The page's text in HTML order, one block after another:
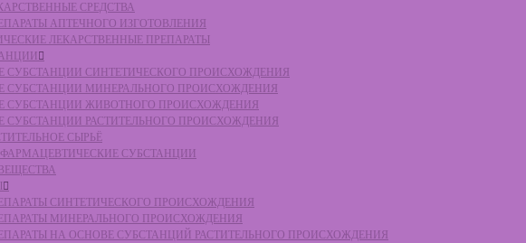
СРЕДСТВА
АПТЕЧНОГО ИЗГОТОВЛЕНИЯ
ЛЕКАРСТВЕННЫЕ ПРЕПАРАТЫ
СУБСТАНЦИИ СИНТЕТИЧЕСКОГО ПРОИСХОЖДЕНИЯ
СУБСТАНЦИИ МИНЕРАЛЬНОГО ПРОИСХОЖДЕНИЯ
СУБСТАНЦИИ ЖИВОТНОГО ПРОИСХОЖДЕНИЯ
СУБСТАНЦИИ РАСТИТЕЛЬНОГО ПРОИСХОЖДЕНИЯ
СЫРЬЁ
СУБСТАНЦИИ
СИНТЕТИЧЕСКОГО ПРОИСХОЖДЕНИЯ
МИНЕРАЛЬНОГО ПРОИСХОЖДЕНИЯ
НА ОСНОВЕ СУБСТАНЦИЙ РАСТИТЕЛЬНОГО ПРОИСХОЖДЕНИЯ